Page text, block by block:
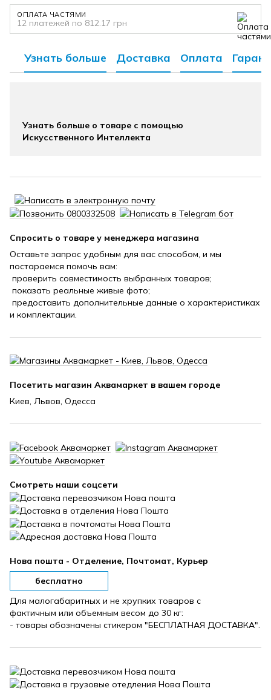
ОПЛАТА ЧАСТЯМИ
12 платежей по 812.17 грн
Узнать больше Доставка Оплата
Узнать больше о товаре с помощью
Искусственного Интеллекта
Спросить о товаре у менеджера магазина
Оставьте запрос удобным для вас способом, и мы
постараемся помочь вам:
проверить совместимость выбранных товаров;
показать реальные живые фото;
предоставить дополнительные данные о характеристиках
и комплектации.
Посетить магазин Аквамаркет в вашем городе
Киев, Львов, Одесса
Смотреть наши соцсети
Нова пошта - Отделение, Почтомат, Курьер
бесплатно
Для малогабаритных и не хрупких товаров с
фактичным или объемным весом до 30 кг:
- товары обозначены стикером "БЕСПЛАТНАЯ ДОСТАВКА".